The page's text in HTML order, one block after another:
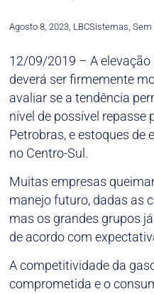
Agosto 8, 2023, LBCSistemas, Sem
12/09/2019 – A
deverá ser firmemente
avaliar se a tendência
nível de possível repasse
Petrobras, e estoques de
no Centro-Sul.
Muitas empresas
manejo futuro, dadas as
mas os grandes grupos
de acordo com
A competitividade da
comprometida e o